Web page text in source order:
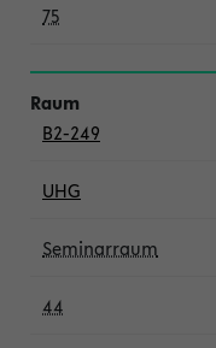
75
B2-249
UHG
Seminarraum
44